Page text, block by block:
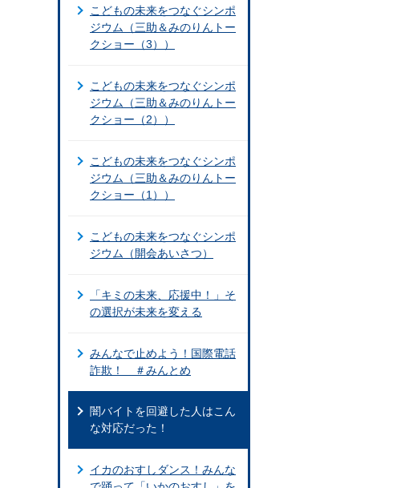
こどもの未来をつなぐシンポ
ジウム（三助＆みのりんトー
クショー（3））
こどもの未来をつなぐシンポ
ジウム（三助＆みのりんトー
クショー（2））
こどもの未来をつなぐシンポ
ジウム（三助＆みのりんトー
クショー（1））
こどもの未来をつなぐシンポ
ジウム（開会あいさつ）
「キミの未来、応援中！」そ
の選択が未来を変える
みんなで止めよう！国際電話
詐欺！ ＃みんとめ
闇バイトを回避した人はこん
な対応だった！
イカのおすしダンス！みんな